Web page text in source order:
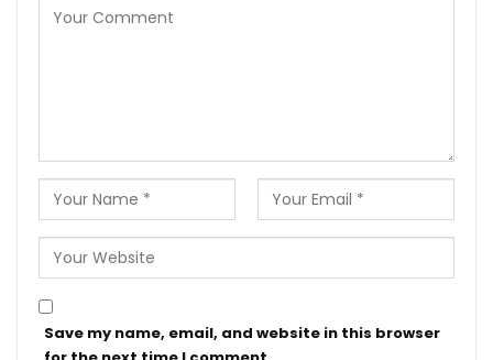
Save my name, email, and website in this browser